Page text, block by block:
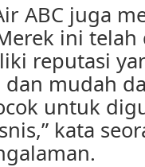
ABC juga
ini
reputasi
dan mudah
untuk
kata